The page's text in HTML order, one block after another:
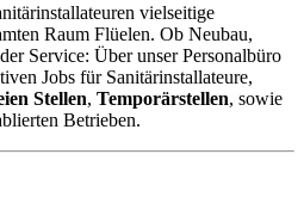
vielseitige
Raum Flüelen. Ob Neubau,
Service: Über unser Personalbüro
Jobs für Sanitärinstallateure,
Stellen, Temporärstellen, sowie
Betrieben.